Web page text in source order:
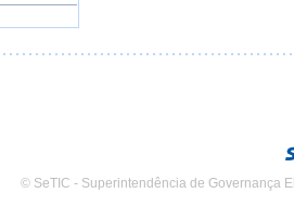
© SeTIC - Superintendência de Governança